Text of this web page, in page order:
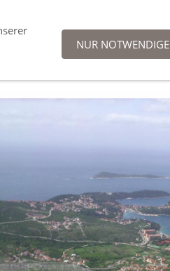
NUR NOTWENDIGE